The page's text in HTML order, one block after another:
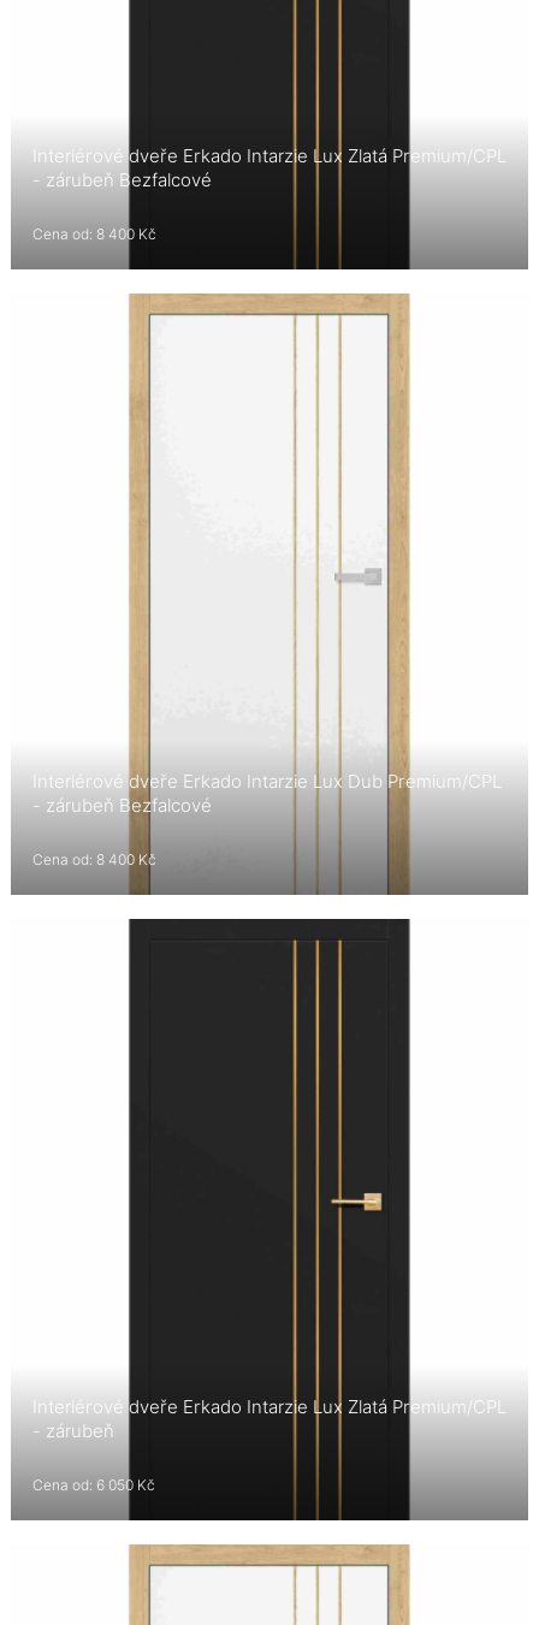
Interiérové dveře Erkado Intarzie Lux Zlatá Premium/CPL
- zárubeň Bezfalcové
Cena od: 8 400 Kč
Interiérové dveře Erkado Intarzie Lux Dub Premium/CPL
- zárubeň Bezfalcové
Cena od: 8 400 Kč
Interiérové dveře Erkado Intarzie Lux Zlatá Premium/CPL
- zárubeň
Cena od: 6 050 Kč